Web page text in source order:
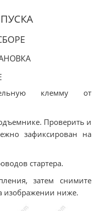
клемму от
Проверить и
зафиксирован на
стартера.
затем снимите
изображении ниже.